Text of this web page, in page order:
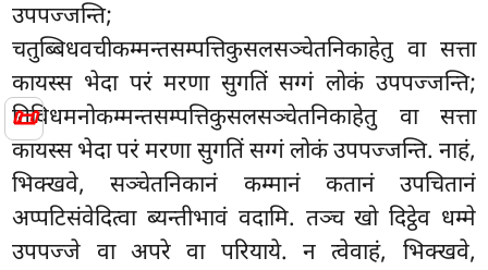
📜
उपपज्जन्ति;
चतुब्बिधवचीकम्मन्तसम्पत्तिकुसलसञ्चेतनिकाहेतु वा सत्ता
कायस्स भेदा परं मरणा सुगतिं सग्गं लोकं उपपज्जन्ति;
तिविधमनोकम्मन्तसम्पत्तिकुसलसञ्चेतनिकाहेतु वा सत्ता
कायस्स भेदा परं मरणा सुगतिं सग्गं लोकं उपपज्जन्ति. नाहं,
भिक्खवे, सञ्चेतनिकानं कम्मानं कतानं उपचितानं
अप्पटिसंवेदित्वा ब्यन्तीभावं वदामि. तञ्च खो दिट्ठेव धम्मे
उपपज्जे वा अपरे वा परियाये. न त्वेवाहं, भिक्खवे,